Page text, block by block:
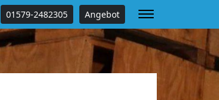
01579-2482305 Angebot